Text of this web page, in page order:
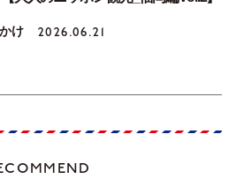
け 2026.06.21